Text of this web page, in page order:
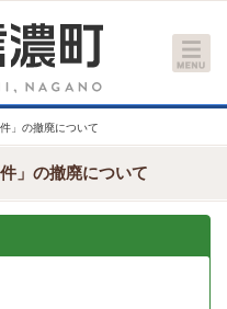
縮小 標準 拡大
」の撤廃について
」の撤廃について